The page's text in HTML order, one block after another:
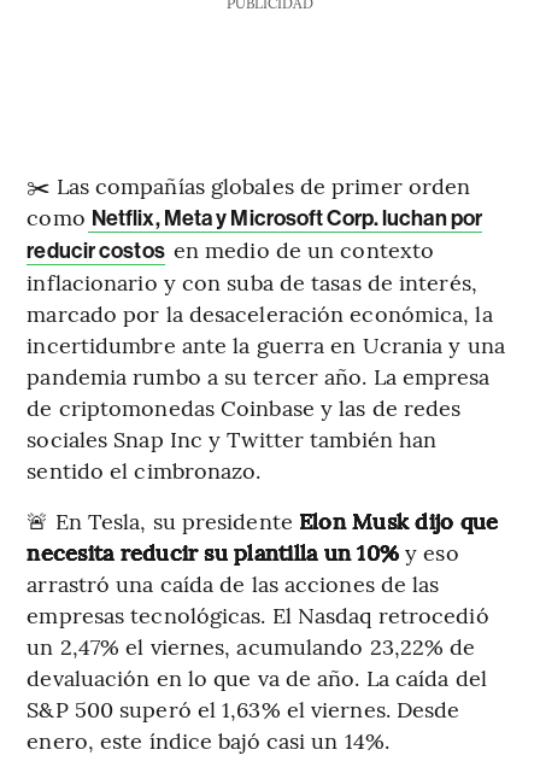
✂️ Las compañías globales de primer orden
como Netflix, Meta y Microsoft Corp. luchan por
reducir costos en medio de un contexto
inflacionario y con suba de tasas de interés,
marcado por la desaceleración económica, la
incertidumbre ante la guerra en Ucrania y una
pandemia rumbo a su tercer año. La empresa
de criptomonedas Coinbase y las de redes
sociales Snap Inc y Twitter también han
sentido el cimbronazo.
🚨 En Tesla, su presidente Elon Musk dijo que
necesita reducir su plantilla un 10% y eso
arrastró una caída de las acciones de las
empresas tecnológicas. El Nasdaq retrocedió
un 2,47% el viernes, acumulando 23,22% de
devaluación en lo que va de año. La caída del
S&P 500 superó el 1,63% el viernes. Desde
enero, este índice bajó casi un 14%.